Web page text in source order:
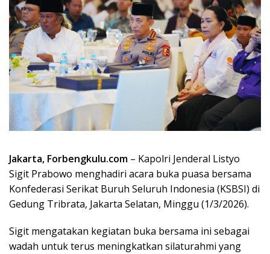
Jakarta, Forbengkulu.com – Kapolri Jenderal Listyo
Sigit Prabowo menghadiri acara buka puasa bersama
Konfederasi Serikat Buruh Seluruh Indonesia (KSBSI) di
Gedung Tribrata, Jakarta Selatan, Minggu (1/3/2026).
Sigit mengatakan kegiatan buka bersama ini sebagai
wadah untuk terus meningkatkan silaturahmi yang